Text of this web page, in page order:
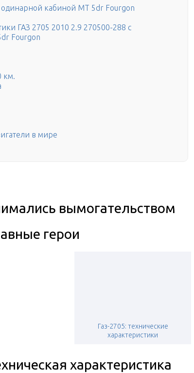
кабиной MT 5dr Fourgon
ГАЗ 2705 2010 2.9 270500-288 с
Fourgon
км.
в мире
вымогательством
герои
Газ-2705: технические
характеристики
характеристика